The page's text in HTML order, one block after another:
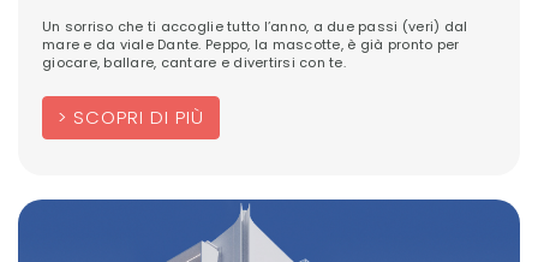
Un sorriso che ti accoglie tutto l’anno, a due passi (veri) dal
mare e da viale Dante. Peppo, la mascotte, è già pronto per
giocare, ballare, cantare e divertirsi con te.
SCOPRI DI PIÙ